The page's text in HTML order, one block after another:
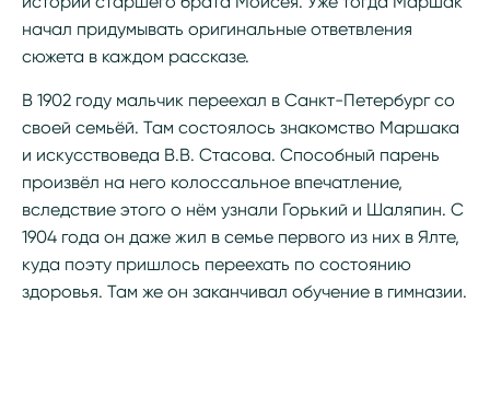
начал придумывать оригинальные ответвления
сюжета в каждом рассказе.
В 1902 году мальчик переехал в Санкт-Петербург со
своей семьёй. Там состоялось знакомство Маршака
и искусствоведа В.В. Стасова. Способный парень
произвёл на него колоссальное впечатление,
вследствие этого о нём узнали Горький и Шаляпин. С
1904 года он даже жил в семье первого из них в Ялте,
куда поэту пришлось переехать по состоянию
здоровья. Там же он заканчивал обучение в гимназии.